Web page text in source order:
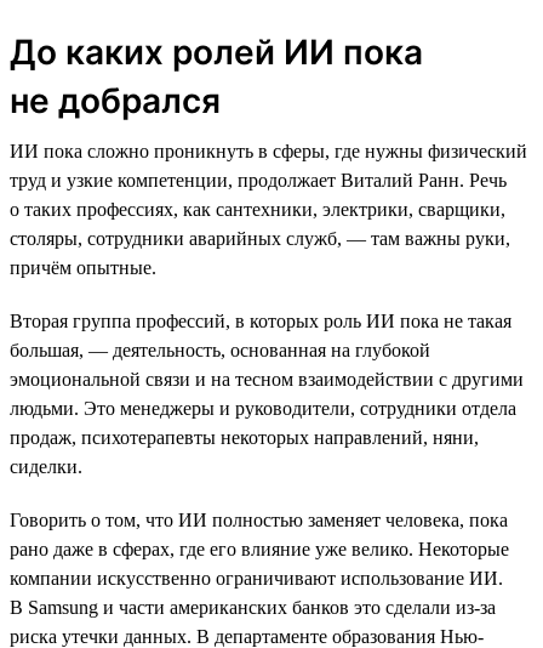
До каких ролей ИИ пока
не добрался
ИИ пока сложно проникнуть в сферы, где нужны физический
труд и узкие компетенции, продолжает Виталий Ранн. Речь
о таких профессиях, как сантехники, электрики, сварщики,
столяры, сотрудники аварийных служб, — там важны руки,
причём опытные.
Вторая группа профессий, в которых роль ИИ пока не такая
большая, — деятельность, основанная на глубокой
эмоциональной связи и на тесном взаимодействии с другими
людьми. Это менеджеры и руководители, сотрудники отдела
продаж, психотерапевты некоторых направлений, няни,
сиделки.
Говорить о том, что ИИ полностью заменяет человека, пока
рано даже в сферах, где его влияние уже велико. Некоторые
компании искусственно ограничивают использование ИИ.
В Samsung и части американских банков это сделали из-за
риска утечки данных. В департаменте образования Нью-